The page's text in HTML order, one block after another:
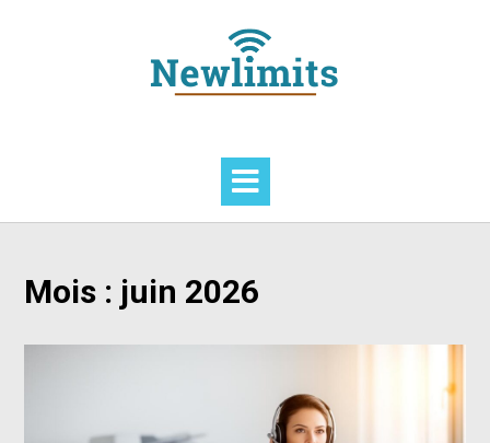
Mois : juin 2026